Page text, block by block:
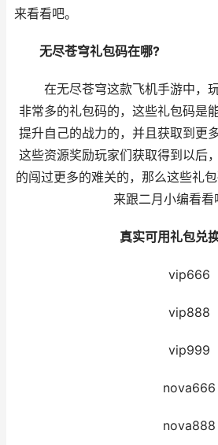
来看看吧。
无尽苍穹礼包码在哪?
在无尽苍穹这款飞机手游中，玩
非常多的礼包码的，这些礼包码是
提升自己的战力的，并且获取到更
这些资源奖励玩家们获取得到以后
的闯过更多的难关的，那么这些礼
来跟二月小编看看
真实可用礼包兑
vip666
vip888
vip999
nova666
nova888